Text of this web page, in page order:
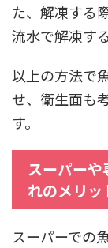
た、解凍する
流水で解凍す
以上の方法で
せ、衛生面も
す。
スーパー
れのメリッ
スーパーでの